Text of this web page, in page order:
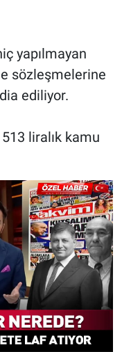
yapılmayan
sözleşmelerine
ediliyor.
liralık kamu